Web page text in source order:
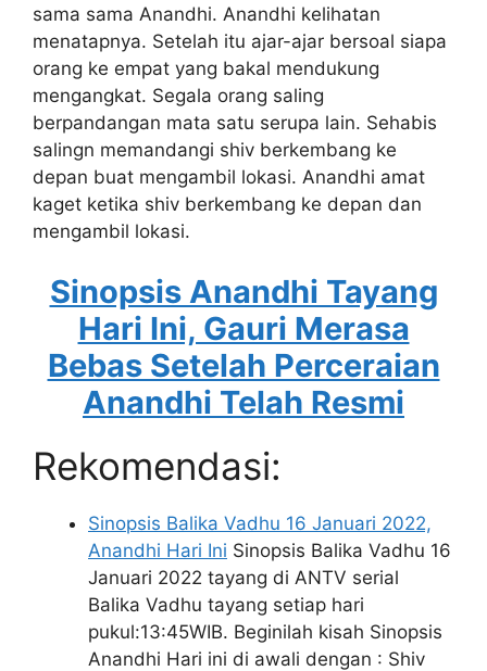
sama sama Anandhi. Anandhi kelihatan
menatapnya. Setelah itu ajar-ajar bersoal siapa
orang ke empat yang bakal mendukung
mengangkat. Segala orang saling
berpandangan mata satu serupa lain. Sehabis
salingn memandangi shiv berkembang ke
depan buat mengambil lokasi. Anandhi amat
kaget ketika shiv berkembang ke depan dan
mengambil lokasi.
Sinopsis Anandhi Tayang
Hari Ini, Gauri Merasa
Bebas Setelah Perceraian
Anandhi Telah Resmi
Rekomendasi:
Sinopsis Balika Vadhu 16 Januari 2022,
Anandhi Hari Ini Sinopsis Balika Vadhu 16
Januari 2022 tayang di ANTV serial
Balika Vadhu tayang setiap hari
pukul:13:45WIB. Beginilah kisah Sinopsis
Anandhi Hari ini di awali dengan : Shiv